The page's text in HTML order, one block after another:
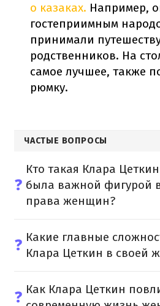
о казаках. Например,
гостеприимным
принимали
родственников. На
самое лучшее, также
рюмку.
ЧАСТЫЕ ВОПРОСЫ
❓
Кто такая Клара
была важной фигурой
права женщин?
❓ Какие главные
Клара Цеткин в своей
❓ Как Клара Цеткин